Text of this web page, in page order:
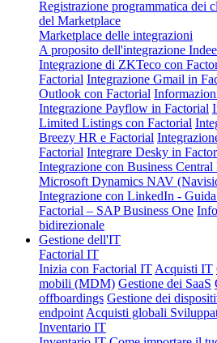
Registrazione programmatica dei
del Marketplace
Marketplace delle integrazioni
A proposito dell'integrazione
Integrazione di ZKTeco con
Factorial Integrazione Gmail in
Outlook con Factorial
Integrazione Payflow in Factorial
Limited Listings con Factorial
Breezy HR e Factorial
Factorial Integrare Desky in
Integrazione con Business Central
Microsoft Dynamics NAV
Integrazione con LinkedIn - Guida
Factorial – SAP Business One
bidirezionale
Gestione dell'IT
Factorial IT
Inizia con Factorial IT Acquisti IT
mobili (MDM) Gestione dei SaaS
offboardings Gestione dei
endpoint Acquisti globali
Inventario IT